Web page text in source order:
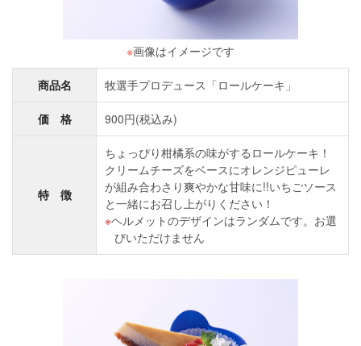
※画像はイメージです
商品名 牧選手プロデュース「ロールケーキ」
価 格 900円(税込み)
特 徴
ちょっぴり柑橘系の味がするロールケーキ！
クリームチーズをベースにオレンジピューレ
が組み合わさり爽やかな甘味に!!いちごソース
と一緒にお召し上がりください！
ヘルメットのデザインはランダムです。お選
びいただけません